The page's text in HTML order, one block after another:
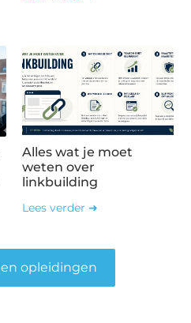
Alles wat je moet
weten over
linkbuilding
Lees verder ➜
opleidingen